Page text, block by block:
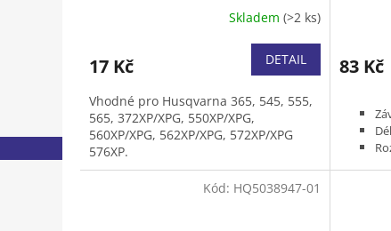
Skladem (>2 ks)
17 Kč DETAIL
Vhodné pro Husqvarna 365, 545, 555,
565, 372XP/XPG, 550XP/XPG,
560XP/XPG, 562XP/XPG, 572XP/XPG
576XP.
83 Kč
Kód: HQ5038947-01